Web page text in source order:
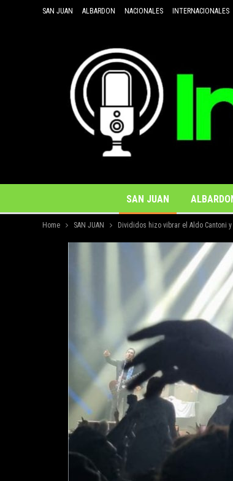
SAN JUAN ALBARDON NACIONALES INTERNACIONALES
SAN JUAN
Home SAN JUAN Divididos hizo vibrar el Aldo Cantoni